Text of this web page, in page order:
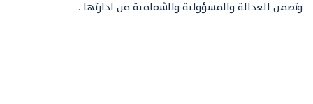
وتضمن العدالة والمسؤولية والشفافية من ادارتها .